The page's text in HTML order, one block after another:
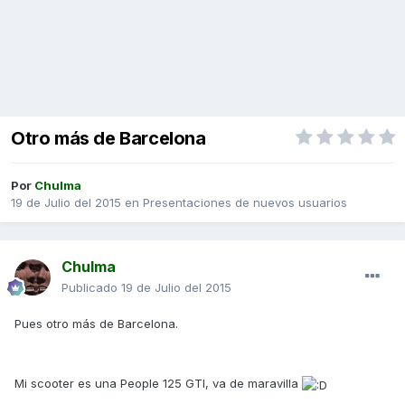
Otro más de Barcelona
Por Chulma
19 de Julio del 2015 en Presentaciones de nuevos usuarios
Chulma
Publicado 19 de Julio del 2015
Pues otro más de Barcelona.
Mi scooter es una People 125 GTI, va de maravilla